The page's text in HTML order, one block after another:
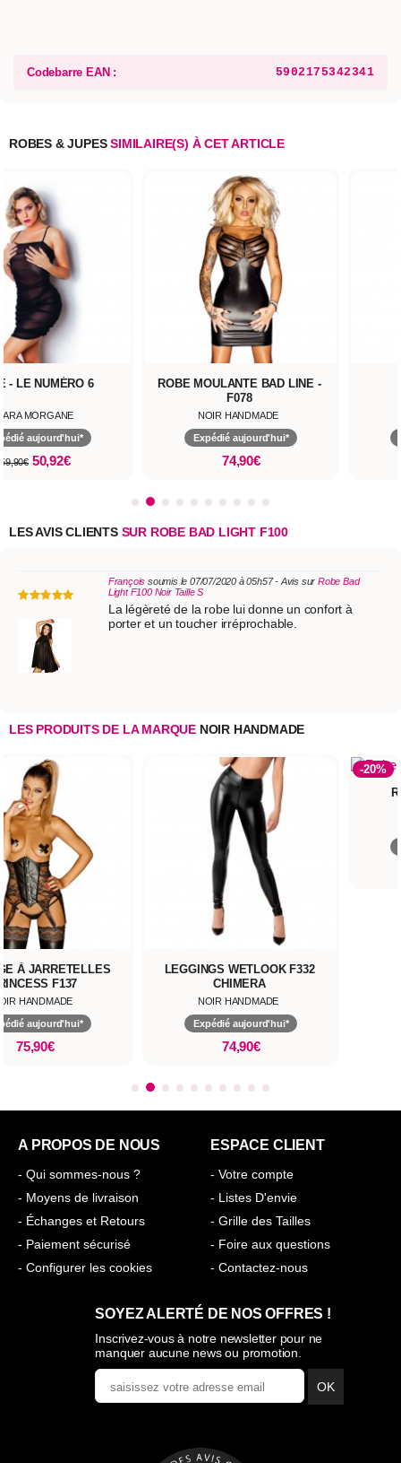
Codebarre EAN : 5902175342341
ROBES & JUPESSIMILAIRE(S) À CET ARTICLE
- LE NUMÉRO 6
MORGANE
aujourd'hui*
59,90€ 50,92€
ROBE MOULANTE BAD LINE -
F078
NOIR HANDMADE
Expédié aujourd'hui*
74,90€
LES AVIS CLIENTSSUR ROBE BAD LIGHT F100
François soumis le 07/07/2020 à 05h57 - Avis sur Robe Bad
Light F100 Noir Taille S
La légèreté de la robe lui donne un confort à
porter et un toucher irréprochable.
LES PRODUITS DE LA MARQUE NOIR HANDMADE
À JARRETELLES
F137
HANDMADE
aujourd'hui*
75,90€
LEGGINGS WETLOOK F332
CHIMERA
NOIR HANDMADE
Expédié aujourd'hui*
74,90€
-20%
A PROPOS DE NOUS
- Qui sommes-nous ?
- Moyens de livraison
- Échanges et Retours
- Paiement sécurisé
- Configurer les cookies
ESPACE CLIENT
- Votre compte
- Listes D'envie
- Grille des Tailles
- Foire aux questions
- Contactez-nous
SOYEZ ALERTÉ DE NOS OFFRES !
Inscrivez-vous à notre newsletter pour ne
manquer aucune news ou promotion.
OK